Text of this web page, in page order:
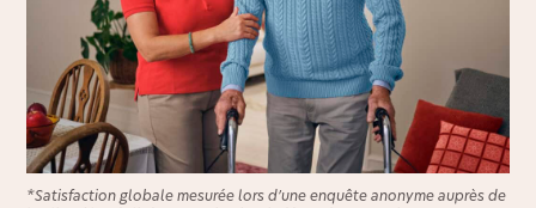
*Satisfaction globale mesurée lors d’une enquête anonyme auprès de